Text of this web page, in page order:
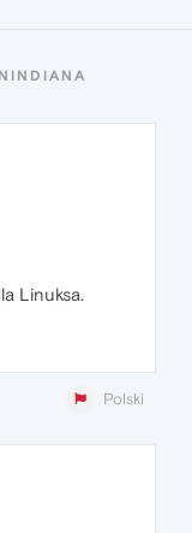
Linuksa.
Polski